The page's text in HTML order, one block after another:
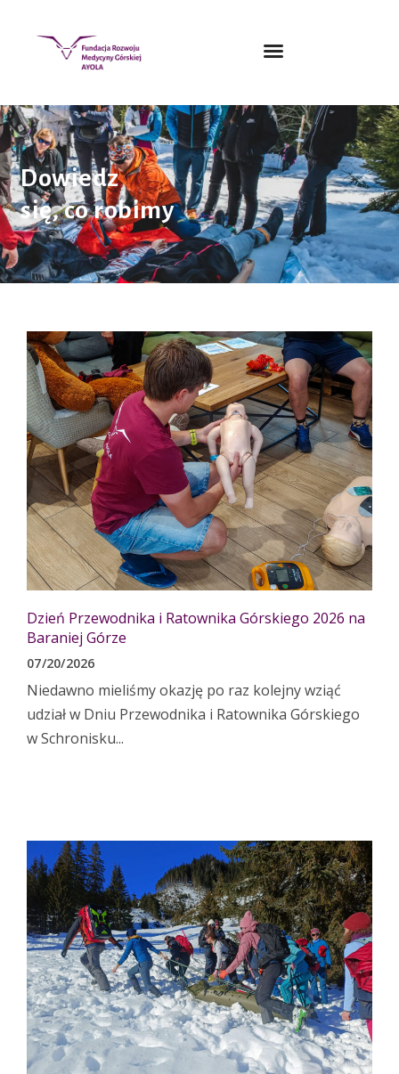
Dowiedz
się, co robimy
Dzień Przewodnika i Ratownika Górskiego 2026 na
Baraniej Górze
07/20/2026
Niedawno mieliśmy okazję po raz kolejny wziąć
udział w Dniu Przewodnika i Ratownika Górskiego
w Schronisku...